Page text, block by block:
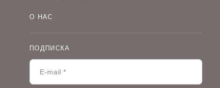
Детская одежда оптом
Условия сотрудничества
Таблицы размеров
О НАС
Политика конфиденциальности
Наши дилеры
ПОДПИСКА